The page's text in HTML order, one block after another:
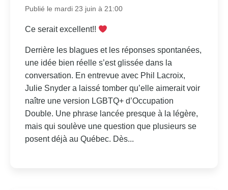
Publié le mardi 23 juin à 21:00
Ce serait excellent!!
Derrière les blagues et les réponses spontanées,
une idée bien réelle s’est glissée dans la
conversation. En entrevue avec Phil Lacroix,
Julie Snyder a laissé tomber qu’elle aimerait voir
naître une version LGBTQ+ d’Occupation
Double. Une phrase lancée presque à la légère,
mais qui soulève une question que plusieurs se
posent déjà au Québec. Dès...